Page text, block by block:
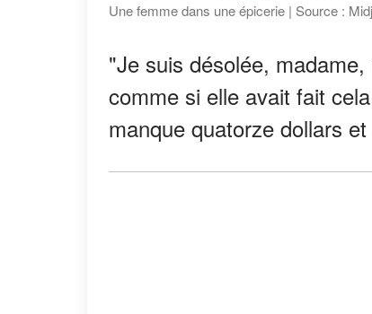
Une femme dans une épicerie | Source :
"Je suis désolée,
comme si elle avait fait
manque quatorze dollars